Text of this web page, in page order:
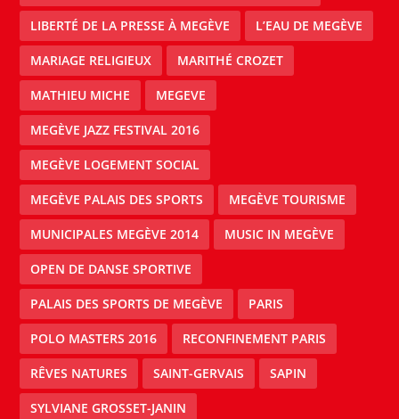
LIBERTÉ DE LA PRESSE À MEGÈVE L’EAU DE MEGÈVE
MARIAGE RELIGIEUX MARITHÉ CROZET
MATHIEU MICHE MEGEVE
MEGÈVE JAZZ FESTIVAL 2016
MEGÈVE LOGEMENT SOCIAL
MEGÈVE PALAIS DES SPORTS MEGÈVE TOURISME
MUNICIPALES MEGÈVE 2014 MUSIC IN MEGÈVE
OPEN DE DANSE SPORTIVE
PALAIS DES SPORTS DE MEGÈVE PARIS
POLO MASTERS 2016 RECONFINEMENT PARIS
RÊVES NATURES SAINT-GERVAIS SAPIN
SYLVIANE GROSSET-JANIN